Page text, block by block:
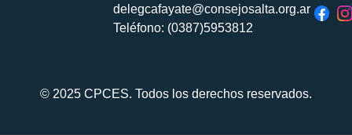
delegcafayate@consejosalta.org.ar
Teléfono: (0387)5953812
© 2025 CPCES. Todos los derechos reservados.